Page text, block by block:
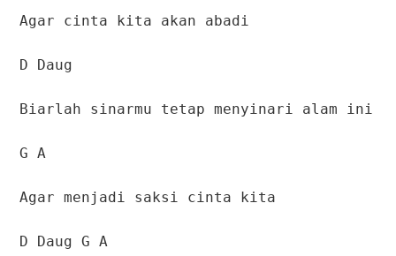
Agar cinta kita akan abadi
D Daug
Biarlah sinarmu tetap menyinari alam ini
G A
Agar menjadi saksi cinta kita
D Daug G A